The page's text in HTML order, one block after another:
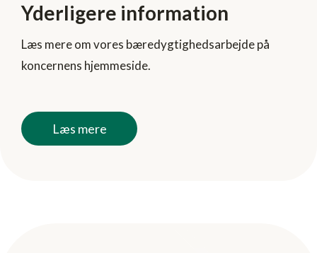
Yderligere information
Læs mere om vores bæredygtighedsarbejde på
koncernens hjemmeside.
Læs mere